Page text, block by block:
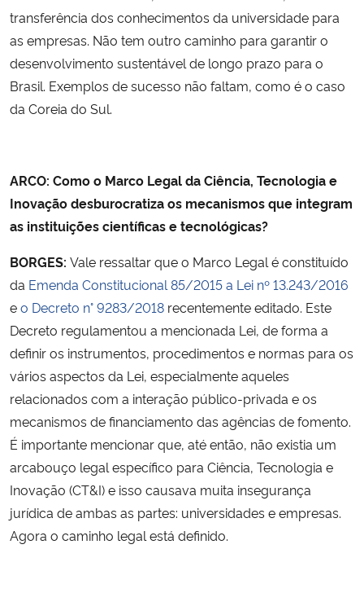
transferência dos conhecimentos da universidade para
as empresas. Não tem outro caminho para garantir o
desenvolvimento sustentável de longo prazo para o
Brasil. Exemplos de sucesso não faltam, como é o caso
da Coreia do Sul.
ARCO: Como o Marco Legal da Ciência, Tecnologia e
Inovação desburocratiza os mecanismos que integram
as instituições científicas e tecnológicas?
BORGES: Vale ressaltar que o Marco Legal é constituído
da Emenda Constitucional 85/2015 a Lei nº 13.243/2016
eo Decreto n° 9283/2018 recentemente editado. Este
Decreto regulamentou a mencionada Lei, de forma a
definir os instrumentos, procedimentos e normas para os
vários aspectos da Lei, especialmente aqueles
relacionados com a interação público-privada e os
mecanismos de financiamento das agências de fomento.
É importante mencionar que, até então, não existia um
arcabouço legal específico para Ciência, Tecnologia e
Inovação (CT&I) e isso causava muita insegurança
jurídica de ambas as partes: universidades e empresas.
Agora o caminho legal está definido.